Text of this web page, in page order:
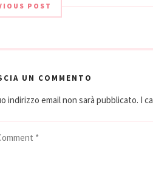
POST
UN COMMENTO
indirizzo email non sarà pubblicato. I